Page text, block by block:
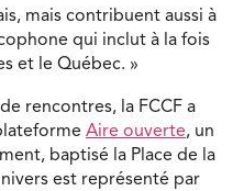
mais contribuent aussi à
qui inclut à la fois
et le Québec. »
rencontres, la FCCF a
Aire ouverte, un
baptisé la Place de la
est représenté par